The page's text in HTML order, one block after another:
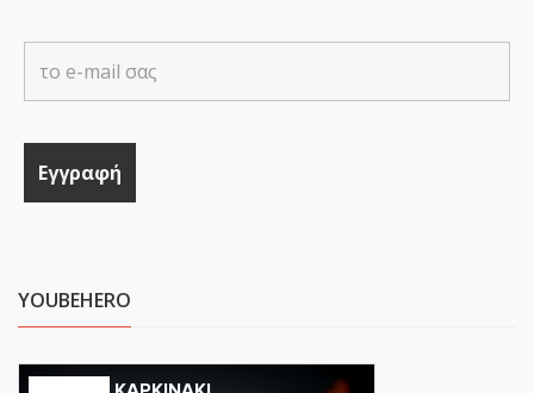
YOUBEHERO